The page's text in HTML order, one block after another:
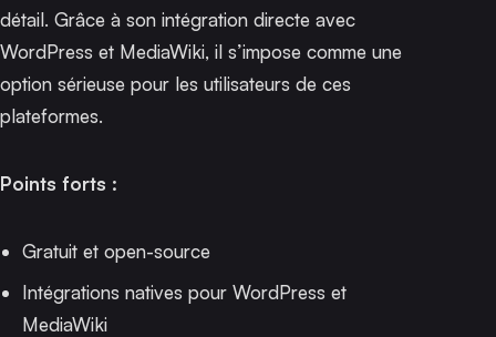
détail. Grâce à son intégration directe avec
WordPress et MediaWiki, il s’impose comme une
option sérieuse pour les utilisateurs de ces
plateformes.
Points forts :
Gratuit et open-source
Intégrations natives pour WordPress et
MediaWiki